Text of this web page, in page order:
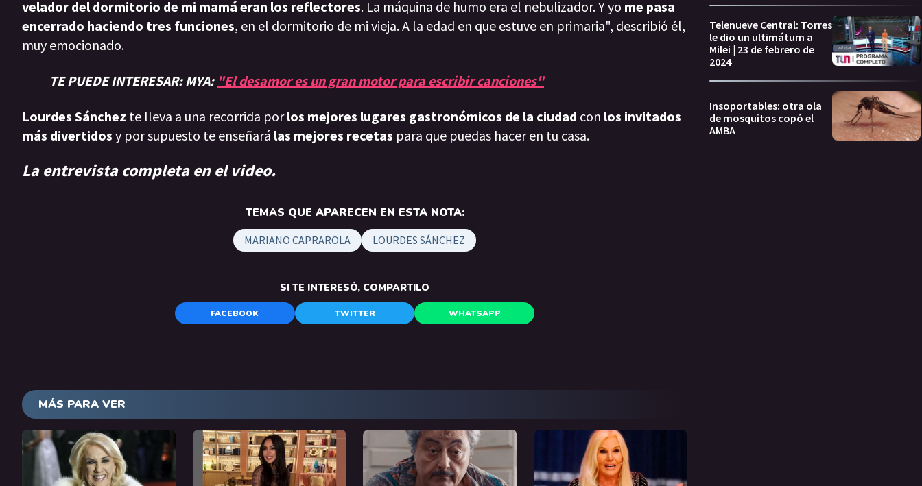
velador del dormitorio de mi mamá eran los reflectores. La máquina de humo era el nebulizador. Y yo me pasa
encerrado haciendo tres funciones, en el dormitorio de mi vieja. A la edad en que estuve en primaria", describió él,
muy emocionado.
TE PUEDE INTERESAR: MYA: "El desamor es un gran motor para escribir canciones"
Lourdes Sánchez te lleva a una recorrida porlos mejores lugares gastronómicos de la ciudad con los invitados
más divertidos y por supuesto te enseñará las mejores recetas para que puedas hacer en tu casa.
La entrevista completa en el video.
TEMAS QUE APARECEN EN ESTA NOTA:
MARIANO CAPRAROLA LOURDES SÁNCHEZ
SI TE INTERESÓ, COMPARTILO
FACEBOOK TWITTER WHATSAPP
MÁS PARA VER
Telenueve Central: Torres
le dio un ultimátum a
Milei | 23 de febrero de
2024
Insoportables: otra ola
de mosquitos copó el
AMBA